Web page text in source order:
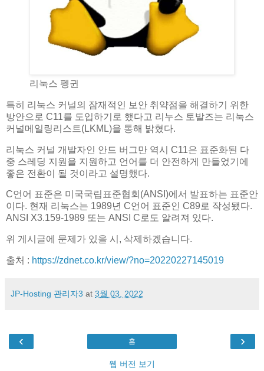
리눅스 펭귄
특히 리눅스 커널의 잠재적인 보안 취약점을 해결하기 위한
방안으로 C11를 도입하기로 했다고 리누스 토발즈는 리눅스
커널메일링리스트(LKML)을 통해 밝혔다.
리눅스 커널 개발자인 안드 버그만 역시 C11은 표준화된 다
중 스레딩 지원을 지원하고 언어를 더 안전하게 만들었기에
좋은 전환이 될 것이라고 설명했다.
C언어 표준은 미국국립표준협회(ANSI)에서 발표하는 표준안
이다. 현재 리눅스는 1989년 C언어 표준인 C89로 작성됐다.
ANSI X3.159-1989 또는 ANSI C로도 알려져 있다.
위 게시글에 문제가 있을 시, 삭제하겠습니다.
출처 : https://zdnet.co.kr/view/?no=20220227145019
JP-Hosting 관리자3 at 3월 03, 2022
‹ ›
홈
웹 버전 보기